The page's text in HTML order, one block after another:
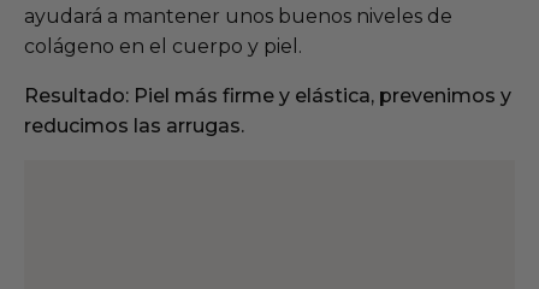
ayudará a mantener unos buenos niveles de
colágeno en el cuerpo y piel.
Resultado: Piel más firme y elástica, prevenimos y
reducimos las arrugas.